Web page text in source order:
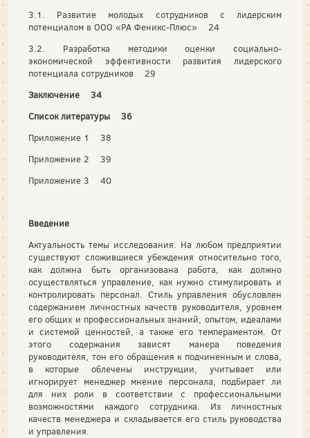
3.1. Развитие молодых сотрудников с лидерским
потенциалом в ООО «PA Феникс-Плюс» 24
3.2. Разработка методики оценки социально-
экономической эффективности развития лидерского
потенциала сотрудников 29
Заключение 34
Список литературы 36
Приложение 1 38
Приложение 2 39
Приложение 3 40
Введение
Актуальность темы исследования. На любом предприятии
существуют сложившиеся убеждения относительно того,
как должна быть организована работа, как должно
осуществляться управление, как нужно стимулировать и
контролировать персонал. Стиль управления обусловлен
содержанием личностных качеств руководителя, уровнем
его общих и профессиональных знаний, опытом, идеалами
и системой ценностей, а также его темпераментом. От
этого содержания зависят манера поведения
руководителя, тон его обращения к подчиненным и слова,
в которые облечены инструкции, учитывает или
игнорирует менеджер мнение персонала, подбирает ли
для них роли в соответствии с профессиональными
возможностями каждого сотрудника. Из личностных
качеств менеджера и складывается его стиль руководства
и управления.